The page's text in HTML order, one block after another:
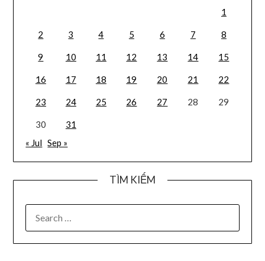
1
2 3 4 5 6 7 8
9 10 11 12 13 14 15
16 17 18 19 20 21 22
23 24 25 26 27 28 29
30
31
« Jul Sep »
TÌM KIẾM